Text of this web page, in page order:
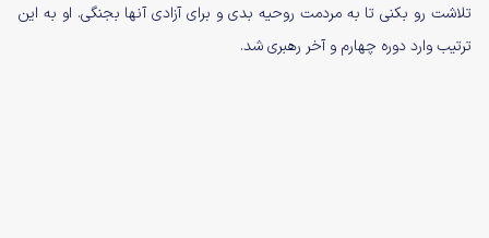
تلاشت رو بکنی تا به مردمت روحیه بدی و برای آزادی آنها بجنگی. او به این
ترتیب وارد دوره چهارم و آخر رهبری شد.